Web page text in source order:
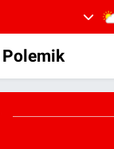
Polemik